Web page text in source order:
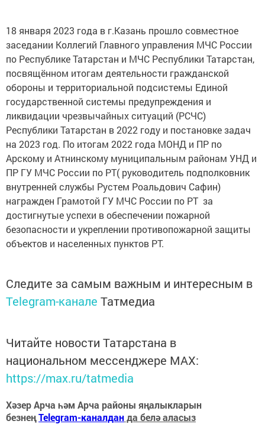
18 января 2023 года в г.Казань прошло совместное
заседании Коллегий Главного управления МЧС России
по Республике Татарстан и МЧС Республики Татарстан,
посвящённом итогам деятельности гражданской
обороны и территориальной подсистемы Единой
государственной системы предупреждения и
ликвидации чрезвычайных ситуаций (РСЧС)
Республики Татарстан в 2022 году и постановке задач
на 2023 год. По итогам 2022 года МОНД и ПР по
Арскому и Атнинскому муниципальным районам УНД и
ПР ГУ МЧС России по РТ( руководитель подполковник
внутренней службы Рустем Роальдович Сафин)
награжден Грамотой ГУ МЧС России по РТ за
достигнутые успехи в обеспечении пожарной
безопасности и укреплении противопожарной защиты
объектов и населенных пунктов РТ.
Следите за самым важным и интересным в
Telegram-канале Татмедиа
Читайте новости Татарстана в
национальном мессенджере MАХ:
https://max.ru/tatmedia
Хәзер Арча һәм Арча районы яңалыкларын
безнеңTelegram-каналданда белә аласыз